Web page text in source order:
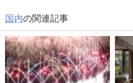
国内の関連記事